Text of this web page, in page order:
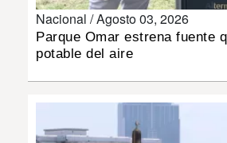
DEPORTES
MUNDO
Nacional /Agosto 03, 2026
Parque Omar estrena fuente
potable del aire